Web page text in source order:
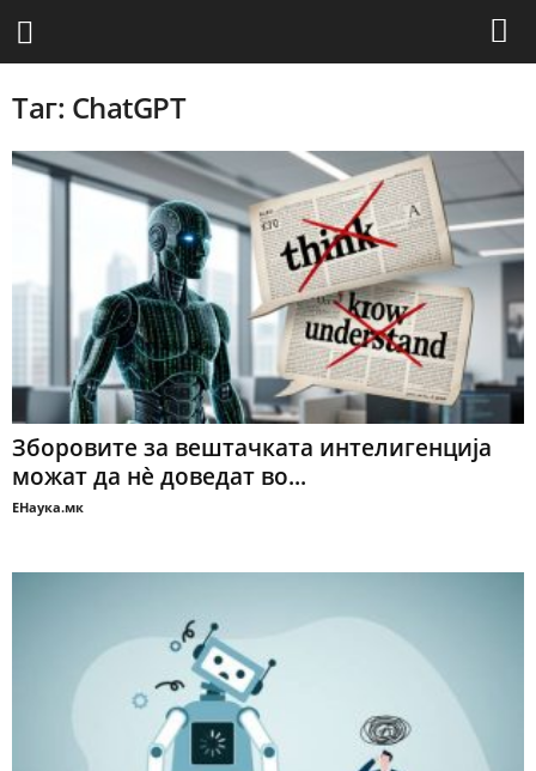
Таг: ChatGPT
Зборовите за вештачката интелигенција
можат да нѐ доведат во...
ЕНаука.мк